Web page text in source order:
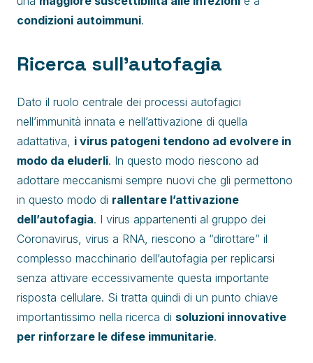
condizioni autoimmuni.
Ricerca sull’autofagia
Dato il ruolo centrale dei processi autofagici
nell’immunità innata e nell’attivazione di quella
adattativa, i virus patogeni tendono ad evolvere in
modo da eluderli. In questo modo riescono ad
adottare meccanismi sempre nuovi che gli permettono
in questo modo di rallentare l’attivazione
dell’autofagia. I virus appartenenti al gruppo dei
Coronavirus, virus a RNA, riescono a “dirottare” il
complesso macchinario dell’autofagia per replicarsi
senza attivare eccessivamente questa importante
risposta cellulare. Si tratta quindi di un punto chiave
importantissimo nella ricerca di soluzioni innovative
per rinforzare le difese immunitarie.